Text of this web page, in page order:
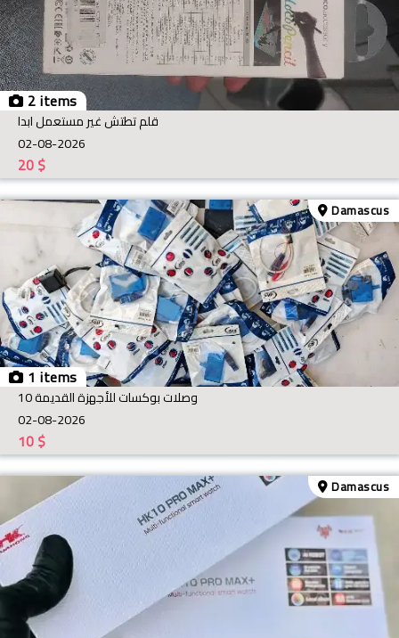
2 items
قلم تطتش غير مستعمل ابدا
02-08-2026
$
20
1 items
Damascus
وصلات بوكسات للأجهزة القديمة 10
02-08-2026
$
10
Damascus